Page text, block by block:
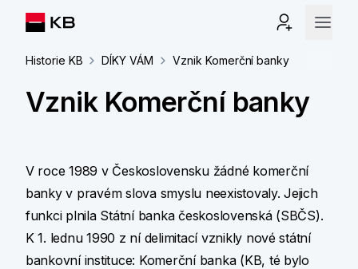
Historie KB DÍKY VÁM Vznik Komerční banky
Vznik Komerční banky
V roce 1989 v Československu žádné komerční
banky v pravém slova smyslu neexistovaly. Jejich
funkci plnila Státní banka československá (SBČS).
K 1. lednu 1990 z ní delimitací vznikly nové státní
bankovní instituce: Komerční banka (KB, té bylo